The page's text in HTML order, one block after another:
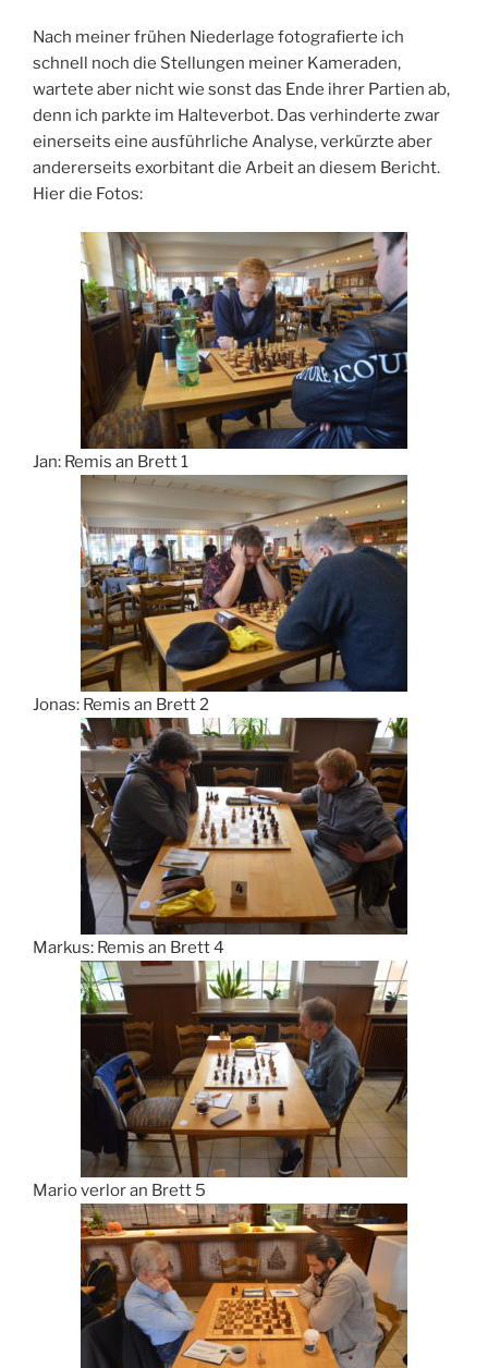
Nach meiner frühen Niederlage fotografierte ich
schnell noch die Stellungen meiner Kameraden,
wartete aber nicht wie sonst das Ende ihrer Partien ab,
denn ich parkte im Halteverbot. Das verhinderte zwar
einerseits eine ausführliche Analyse, verkürzte aber
andererseits exorbitant die Arbeit an diesem Bericht.
Hier die Fotos:
Jan: Remis an Brett 1
Jonas: Remis an Brett 2
Markus: Remis an Brett 4
Mario verlor an Brett 5